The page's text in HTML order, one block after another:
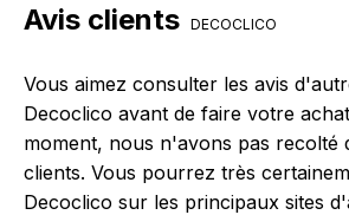
et cliquez sur le bouton Activer le
dans votre cagnotte au plus tard
achat sur le site Decoclico.
Avis clients DECOCLICO
Vous aimez consulter les avis
Decoclico avant de faire votre
moment, nous n'avons pas recolté
clients. Vous pourrez très
Decoclico sur les principaux sites